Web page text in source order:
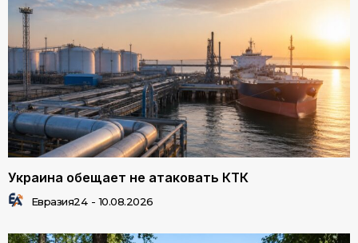
Украина обещает не атаковать КТК
Евразия24 - 10.08.2026